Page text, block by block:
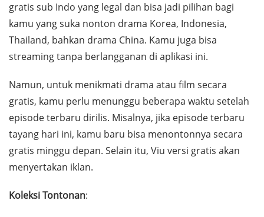
gratis sub Indo yang legal dan bisa jadi pilihan bagi
kamu yang suka nonton drama Korea, Indonesia,
Thailand, bahkan drama China. Kamu juga bisa
streaming tanpa berlangganan di aplikasi ini.
Namun, untuk menikmati drama atau film secara
gratis, kamu perlu menunggu beberapa waktu setelah
episode terbaru dirilis. Misalnya, jika episode terbaru
tayang hari ini, kamu baru bisa menontonnya secara
gratis minggu depan. Selain itu, Viu versi gratis akan
menyertakan iklan.
Koleksi Tontonan: